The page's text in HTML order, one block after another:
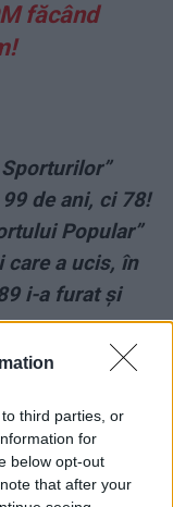
third parties, or
for
below opt-out
that after your
făcând
de ani, ci 78!
Popular”
a ucis, în
i-a furat și
amendă de
a